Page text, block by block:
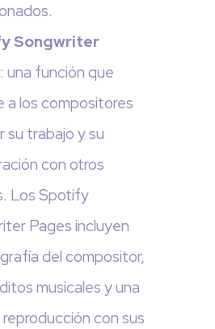
Songwriter
: una función que
a los compositores
su trabajo y su
con otros
Los Spotify
Pages incluyen
del compositor,
musicales y una
con sus